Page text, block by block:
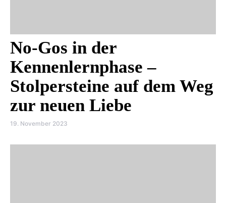
No-Gos in der
Kennenlernphase –
Stolpersteine auf dem Weg
zur neuen Liebe
19. November 2023